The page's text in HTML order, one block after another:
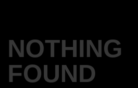
NOTHING
FOUND